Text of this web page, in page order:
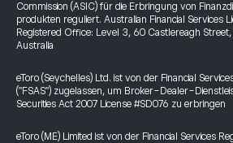
Commission (ASIC) für die Erbringung von
produkten reguliert. Australian Financial Services
Registered Office: Level 3, 60 Castlereagh
Australia
eToro (Seychelles) Ltd. ist von der Financial
("FSAS") zugelassen, um Broker-Dealer-
Securities Act 2007 License #SD076 zu erbringen
eToro (ME) Limited ist von der Financial Services